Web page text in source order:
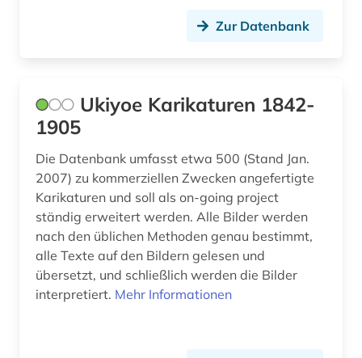
bild motiv (1)
bildatlas (1)
bildband (2)
bildbearbeitung (2)
bildbeschreibung (1)
Zur Datenbank
Ukiyoe Karikaturen 1842-
1905
Die Datenbank umfasst etwa 500 (Stand Jan.
2007) zu kommerziellen Zwecken angefertigte
Karikaturen und soll als on-going project
ständig erweitert werden. Alle Bilder werden
nach den üblichen Methoden genau bestimmt,
alle Texte auf den Bildern gelesen und
übersetzt, und schließlich werden die Bilder
interpretiert. Mehr Informationen